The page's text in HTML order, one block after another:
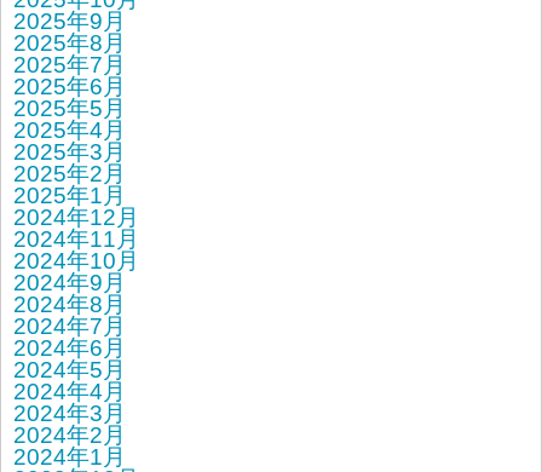
2025年9月
2025年8月
2025年7月
2025年6月
2025年5月
2025年4月
2025年3月
2025年2月
2025年1月
2024年12月
2024年11月
2024年10月
2024年9月
2024年8月
2024年7月
2024年6月
2024年5月
2024年4月
2024年3月
2024年2月
2024年1月